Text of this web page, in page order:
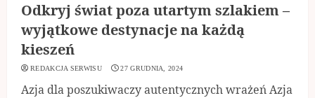
Odkryj świat poza utartym szlakiem –
wyjątkowe destynacje na każdą
kieszeń
REDAKCJA SERWISU 27 GRUDNIA, 2024
Azja dla poszukiwaczy autentycznych wrażeń Azja